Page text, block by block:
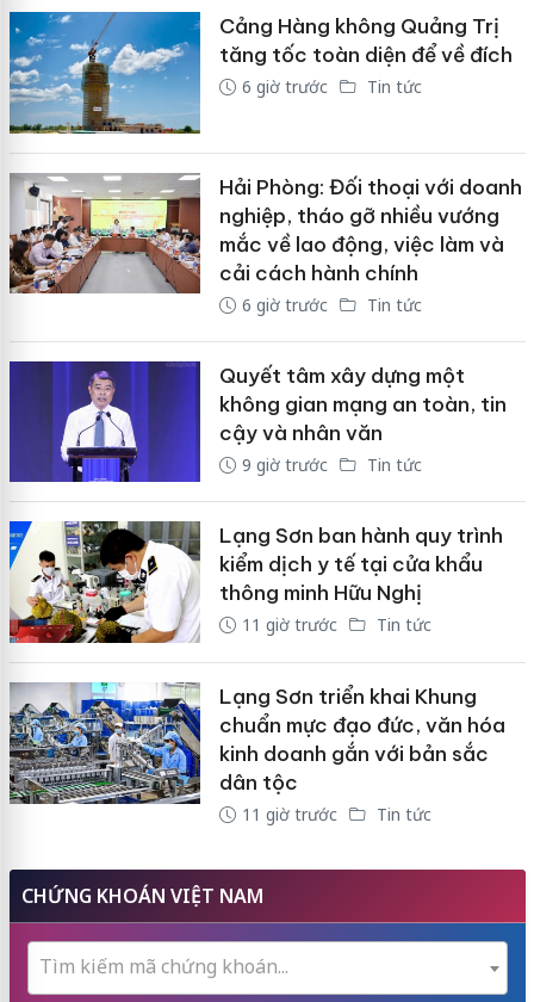
Cảng Hàng không Quảng Trị
tăng tốc toàn diện để về đích
6 giờ trước Tin tức
Hải Phòng: Đối thoại với doanh
nghiệp, tháo gỡ nhiều vướng
mắc về lao động, việc làm và
cải cách hành chính
6 giờ trước Tin tức
Quyết tâm xây dựng một
không gian mạng an toàn, tin
cậy và nhân văn
9 giờ trước Tin tức
Lạng Sơn ban hành quy trình
kiểm dịch y tế tại cửa khẩu
thông minh Hữu Nghị
11 giờ trước Tin tức
Lạng Sơn triển khai Khung
chuẩn mực đạo đức, văn hóa
kinh doanh gắn với bản sắc
dân tộc
11 giờ trước Tin tức
CHỨNG KHOÁN VIỆT NAM
Tìm kiếm mã chứng khoán...